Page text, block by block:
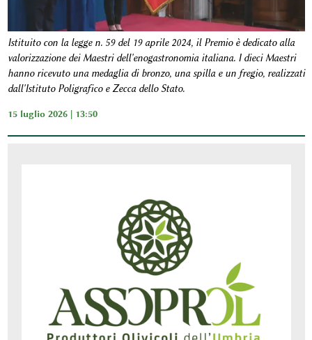
Istituito con la legge n. 59 del 19 aprile 2024, il Premio è dedicato alla
valorizzazione dei Maestri dell'enogastronomia italiana. I dieci Maestri
hanno ricevuto una medaglia di bronzo, una spilla e un fregio, realizzati
dall'Istituto Poligrafico e Zecca dello Stato.
15 luglio 2026 | 13:50